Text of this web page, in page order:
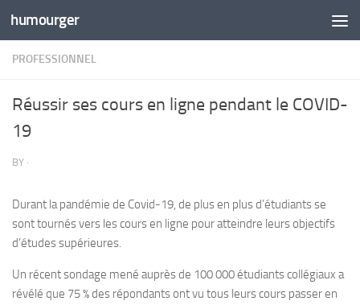
Skip to content
humourger
PROFESSIONNEL
Réussir ses cours en ligne pendant le COVID-
19
BY ·
Durant la pandémie de Covid-19, de plus en plus d’étudiants se
sont tournés vers les cours en ligne pour atteindre leurs objectifs
d’études supérieures.
Un récent sondage mené auprès de 100 000 étudiants collégiaux a
révélé que 75 % des répondants ont vu tous leurs cours passer en